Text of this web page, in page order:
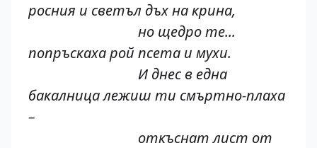
росния и светъл дъх на крина,
но щедро те...
попръскаха рой псета и мухи.
И днес в една
бакалница лежиш ти смъртно-плаха
–
откъснат лист от